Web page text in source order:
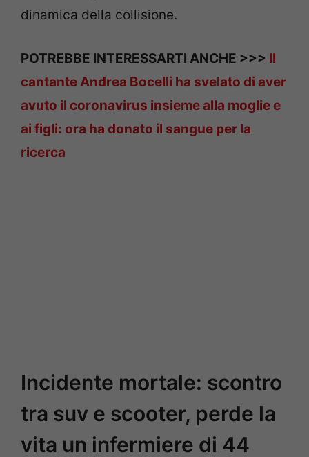
dinamica della collisione.
POTREBBE INTERESSARTI ANCHE >>> Il
cantante Andrea Bocelli ha svelato di aver
avuto il coronavirus insieme alla moglie e
ai figli: ora ha donato il sangue per la
ricerca
Incidente mortale: scontro
tra suv e scooter, perde la
vita un infermiere di 44